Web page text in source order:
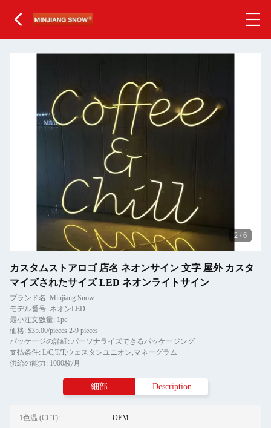
2 / 6
カスタムストアロゴ 店名 ネオンサイン 文字 屋外 カスタ
マイズされたサイズ LED ネオンライトサイン
ブランド名: Minjiang Snow
モデル番号: ネオンLED
最小注文数量: 1pc
価格: $35.00/pieces 2-9 pieces
パッケージの詳細: パーソナライズできるパッケージング
支払条件: L/C,T/T,ウェスタンユニオン,マネーグラム
供給の能力: 1000枚/月
細部 Description
1色温 (CCT): OEM